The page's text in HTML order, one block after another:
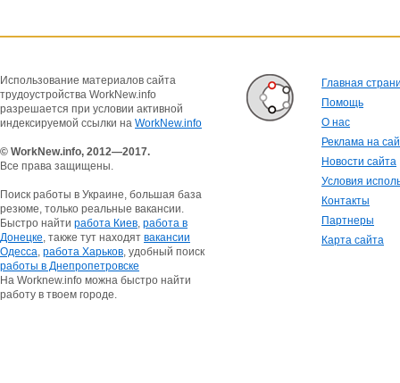
Использование материалов сайта
трудоустройства WorkNew.info
разрешается при условии активной
индексируемой ссылки на WorkNew.info
© WorkNew.info, 2012—2017.
Все права защищены.
Поиск работы в Украине, большая база
резюме, только реальные вакансии.
Быстро найти работа Киев, работа в
Донецке, также тут находят вакансии
Одесса, работа Харьков, удобный поиск
работы в Днепропетровске
На Worknew.info можна быстро найти
работу в твоем городе.
Главная
Помощь
О нас
Реклама на
Новости сайта
Условия
Контакты
Партнеры
Карта сайта